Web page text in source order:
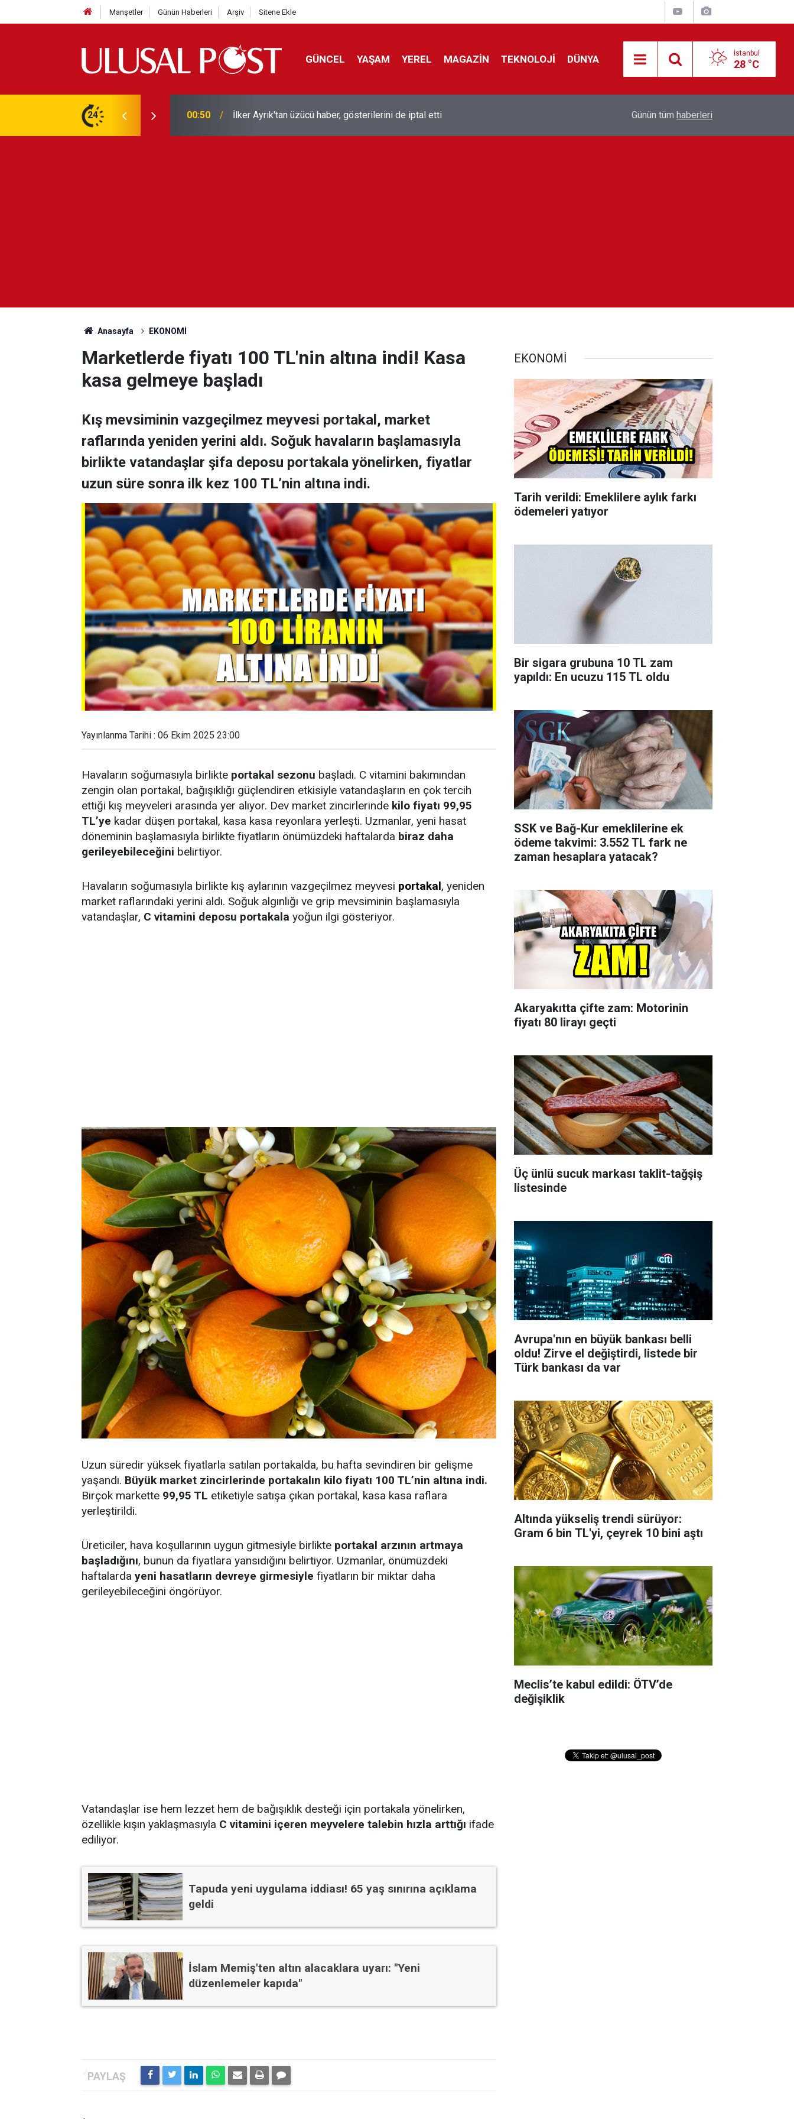
Manşetler Günün Haberleri Arşiv Sitene Ekle
GÜNCEL YAŞAM YEREL MAGAZİN TEKNOLOJİ DÜNYA İstanbul
28 °C
24 00:39
Liverpool efsanesi Mısırlı yıldız Mohamed Salah Trabzonspor ile anlaştı!
Yarın geliyor
Feridun Düzağaç sahnelere ara verdi: ''En az
Günün tüm haberleri
Anasayfa EKONOMİ
Marketlerde fiyatı 100 TL'nin altına indi! Kasa
kasa gelmeye başladı
Kış mevsiminin vazgeçilmez meyvesi portakal, market
raflarında yeniden yerini aldı. Soğuk havaların başlamasıyla
birlikte vatandaşlar şifa deposu portakala yönelirken, fiyatlar
uzun süre sonra ilk kez 100 TL’nin altına indi.
Yayınlanma Tarihi : 06 Ekim 2025 23:00
Havaların soğumasıyla birlikte portakal sezonu başladı. C vitamini bakımından
zengin olan portakal, bağışıklığı güçlendiren etkisiyle vatandaşların en çok tercih
ettiği kış meyveleri arasında yer alıyor. Dev market zincirlerinde kilo fiyatı 99,95
TL’ye kadar düşen portakal, kasa kasa reyonlara yerleşti. Uzmanlar, yeni hasat
döneminin başlamasıyla birlikte fiyatların önümüzdeki haftalarda biraz daha
gerileyebileceğini belirtiyor.
Havaların soğumasıyla birlikte kış aylarının vazgeçilmez meyvesi portakal, yeniden
market raflarındaki yerini aldı. Soğuk algınlığı ve grip mevsiminin başlamasıyla
vatandaşlar, C vitamini deposu portakala yoğun ilgi gösteriyor.
Uzun süredir yüksek fiyatlarla satılan portakalda, bu hafta sevindiren bir gelişme
yaşandı. Büyük market zincirlerinde portakalın kilo fiyatı 100 TL’nin altına indi.
Birçok markette 99,95 TL etiketiyle satışa çıkan portakal, kasa kasa raflara
yerleştirildi.
Üreticiler, hava koşullarının uygun gitmesiyle birlikte portakal arzının artmaya
başladığını, bunun da fiyatlara yansıdığını belirtiyor. Uzmanlar, önümüzdeki
haftalarda yeni hasatların devreye girmesiyle fiyatların bir miktar daha
gerileyebileceğini öngörüyor.
Vatandaşlar ise hem lezzet hem de bağışıklık desteği için portakala yönelirken,
özellikle kışın yaklaşmasıyla C vitamini içeren meyvelere talebin hızla arttığı ifade
ediliyor.
Tapuda yeni uygulama iddiası! 65 yaş sınırına açıklama
geldi
İslam Memiş'ten altın alacaklara uyarı: "Yeni
düzenlemeler kapıda"
EKONOMİ
Tarih verildi: Emeklilere aylık farkı
ödemeleri yatıyor
Bir sigara grubuna 10 TL zam
yapıldı: En ucuzu 115 TL oldu
SSK ve Bağ-Kur emeklilerine ek
ödeme takvimi: 3.552 TL fark ne
zaman hesaplara yatacak?
Akaryakıtta çifte zam: Motorinin
fiyatı 80 lirayı geçti
Üç ünlü sucuk markası taklit-tağşiş
listesinde
Avrupa'nın en büyük bankası belli
oldu! Zirve el değiştirdi, listede bir
Türk bankası da var
Altında yükseliş trendi sürüyor:
Gram 6 bin TL'yi, çeyrek 10 bini aştı
Meclis’te kabul edildi: ÖTV’de
değişiklik